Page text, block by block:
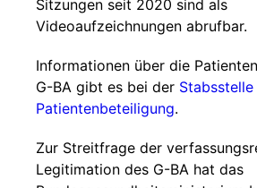
Sitzungen seit 2020 sind als
Videoaufzeichnungen abrufbar.
Informationen über die
G-BA gibt es bei der Stabsstelle
Patientenbeteiligung.
Zur Streitfrage der
Legitimation des G-BA hat das